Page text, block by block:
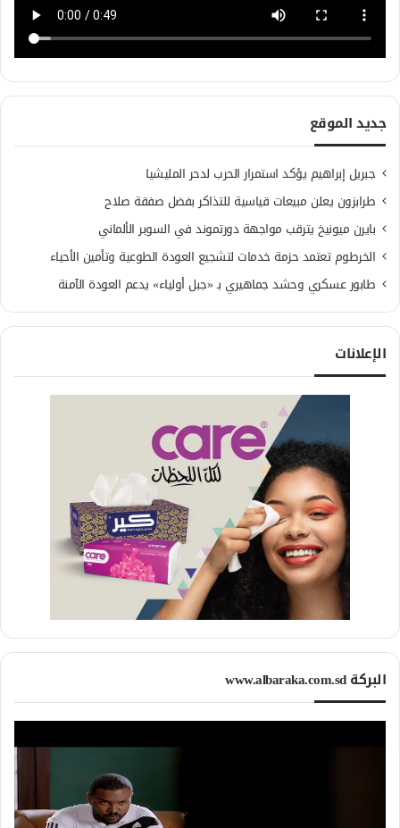
جديد الموقع
جبريل إبراهيم يؤكد استمرار الحرب لدحر المليشيا
طرابزون يعلن مبيعات قياسية للتذاكر بفضل صفقة صلاح
بايرن ميونيخ يترقب مواجهة دورتموند في السوبر الألماني
الخرطوم تعتمد حزمة خدمات لتشجيع العودة الطوعية وتأمين الأحياء
طابور عسكري وحشد جماهيري بـ «جبل أولياء» يدعم العودة الآمنة
الإعلانات
البركة www.albaraka.com.sd